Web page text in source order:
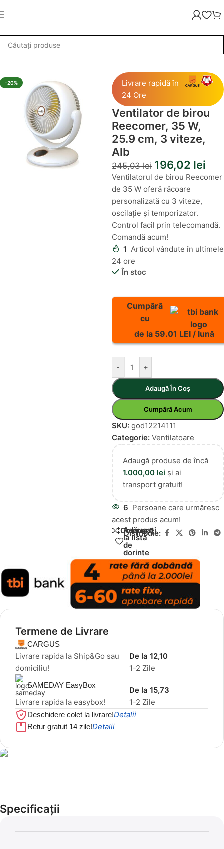
»Ventilator de birou Reecomer, 35 W, 25.9 cm, 3 viteze, Alb
-20%
Livrare rapidă în
24 Ore
Ventilator de birou
Reecomer, 35 W,
25.9 cm, 3 viteze,
Alb
245,03lei 196,02 lei
Ventilatorul de birou Reecomer
de 35 W oferă răcoare
personalizată cu 3 viteze,
oscilație și temporizator.
Control facil prin telecomandă.
Comandă acum!
1 Articol vândute în ultimele
24 ore
În stoc
Cumpără
cu
de la 59.01 LEI / lună
- +
Adaugă În Coș
Cumpără Acum
SKU: god12214111
Categorie: Ventilatoare
Adaugă produse de încă
1.000,00 lei și ai
transport gratuit!
6 Persoane care urmăresc
acest produs acum!
Compară
Adăugați
la lista
de
dorințe
Distribuie:
Termene de Livrare
CARGUS
Livrare rapida la Ship&Go sau
domiciliu!
1-2 Zile
De la 12,10
SAMEDAY EasyBox
Livrare rapida la easybox! 1-2 Zile
De la 15,73
Deschidere colet la livrare!Detalii
Retur gratuit 14 zile!Detalii
Cel mai mic preț!
56,86 LEI
Specificații